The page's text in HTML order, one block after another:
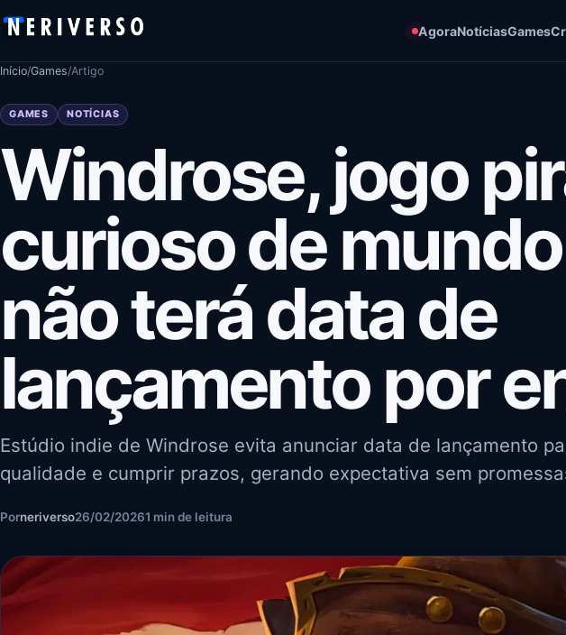
AgoraNotíciasGames
Início/Games/Artigo
GAMES NOTÍCIAS
Windrose, jogo
curioso de
não terá data de
lançamento por
Estúdio indie de Windrose evita anunciar data de lançamento
qualidade e cumprir prazos, gerando expectativa sem
Porneriverso26/02/20261 min de leitura